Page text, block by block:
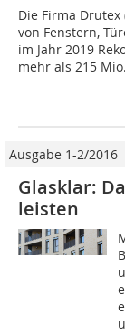
Die Firma
von Fenstern,
im Jahr 2019
mehr als 215
Ausgabe 1-2/2016
Glasklar:
leisten